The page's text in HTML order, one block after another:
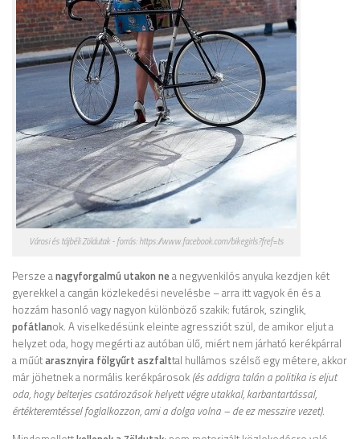
Városi és tájbéli Zöldutak - forrás: https://www.facebook.com/bikegirls?fref=ts
Persze anagyforgalmú utakon nea negyvenkilós anyuka kezdjen két
gyerekkel a cangán közlekedési nevelésbe – arra itt vagyok én és a
hozzám hasonló vagy nagyon különböző szakik: futárok, szinglik,
pofátlanok. A viselkedésünk eleinte agressziót szül, de amikor eljut a
helyzet oda, hogy megérti az autóban ülő, miért nem járható kerékpárral
a műútarasznyira fölgyűrt aszfalttal hullámos szélső egy métere, akkor
már jöhetnek a normális kerékpárosok (és addigra talán a politika is eljut
oda, hogy belterjes csatározások helyett végre utakkal, karbantartással,
értékteremtéssel foglalkozzon, ami a dolga volna – de ez messzire vezet).